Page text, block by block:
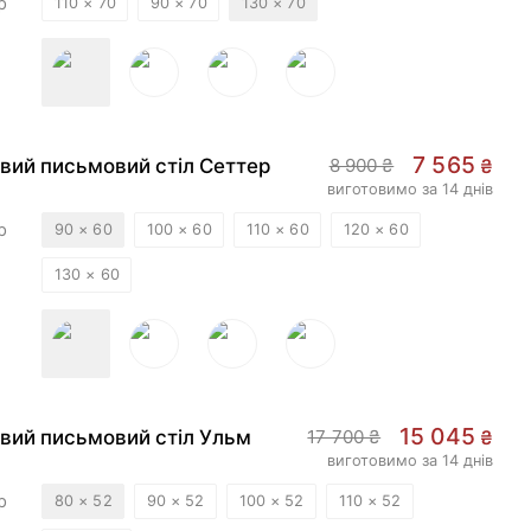
НОВИЙ -15%
письмовий стіл Сеттер 8 900 ₴ 7 565 ₴
виготовимо за 14 днів
90 × 60 100 × 60 110 × 60 120 × 60
130 × 60
НОВИЙ -15%
письмовий стіл Ульм 17 700 ₴ 15 045 ₴
виготовимо за 14 днів
80 × 52 90 × 52 100 × 52 110 × 52